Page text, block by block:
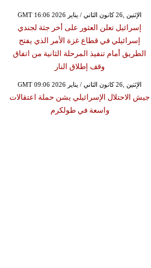
GMT 16:06 2026 الإثنين ,26 كانون الثاني / يناير
إسرائيل تعلن العثور على أخر جثة لجندي
إسرائيلي في قطاع غزة الأمر الذي يفتح
الطريق أمام تنفيذ المرحلة الثانية من اتفاق
وقف إطلاق النار
GMT 09:06 2026 الإثنين ,26 كانون الثاني / يناير
جيش الاحتلال الإسرائيلي يشن حملة اعتقالات
واسعة في طولكرم